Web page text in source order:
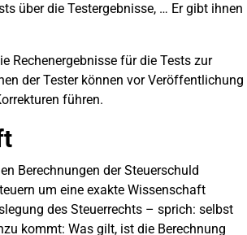
über die Testergebnisse, … Er gibt ihnen
Rechenergebnisse für die Tests zur
der Tester können vor Veröffentlichung
führen.
Berechnungen der Steuerschuld
um eine exakte Wissenschaft
des Steuerrechts – sprich: selbst
kommt: Was gilt, ist die Berechnung